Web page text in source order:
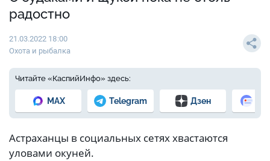
радостно
21.03.2022 18:00
Охота и рыбалка
Читайте «КаспийИнфо» здесь:
MAX Telegram Дзен
Астраханцы в социальных сетях хвастаются
уловами окуней.